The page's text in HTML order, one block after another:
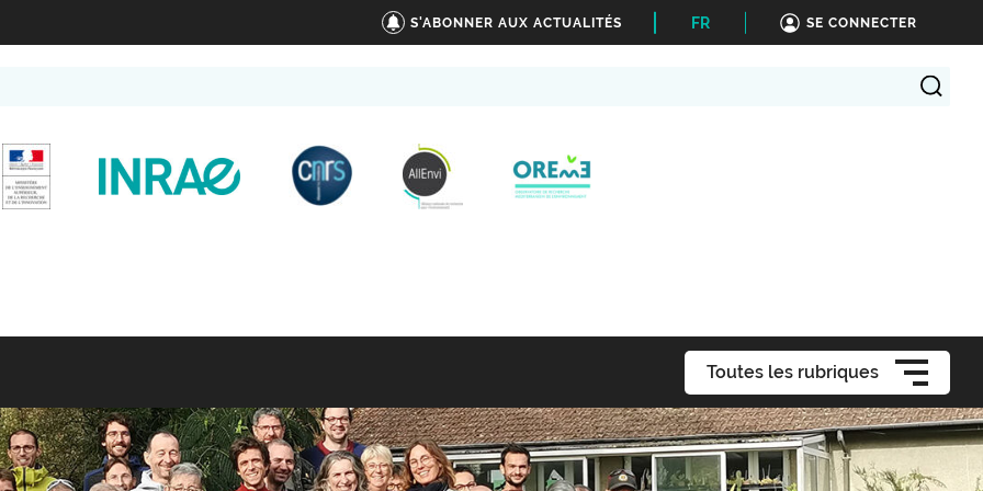
S'ABONNER AUX ACTUALITÉS FR SE CONNECTER
Toutes les rubriques